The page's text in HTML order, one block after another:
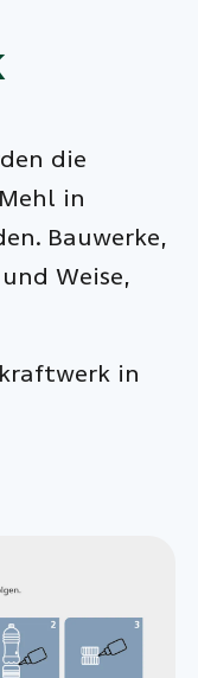
die
in
Bauwerke,
Weise,
in